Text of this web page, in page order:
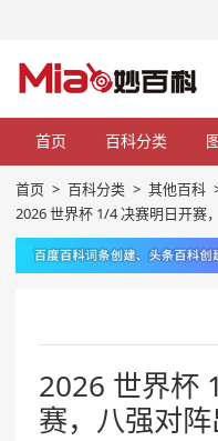
首页 百科分类
首页 > 百科分类 > 其他百科
2026 世界杯 1/4 决赛明日开赛
2026 世界杯
赛，八强对